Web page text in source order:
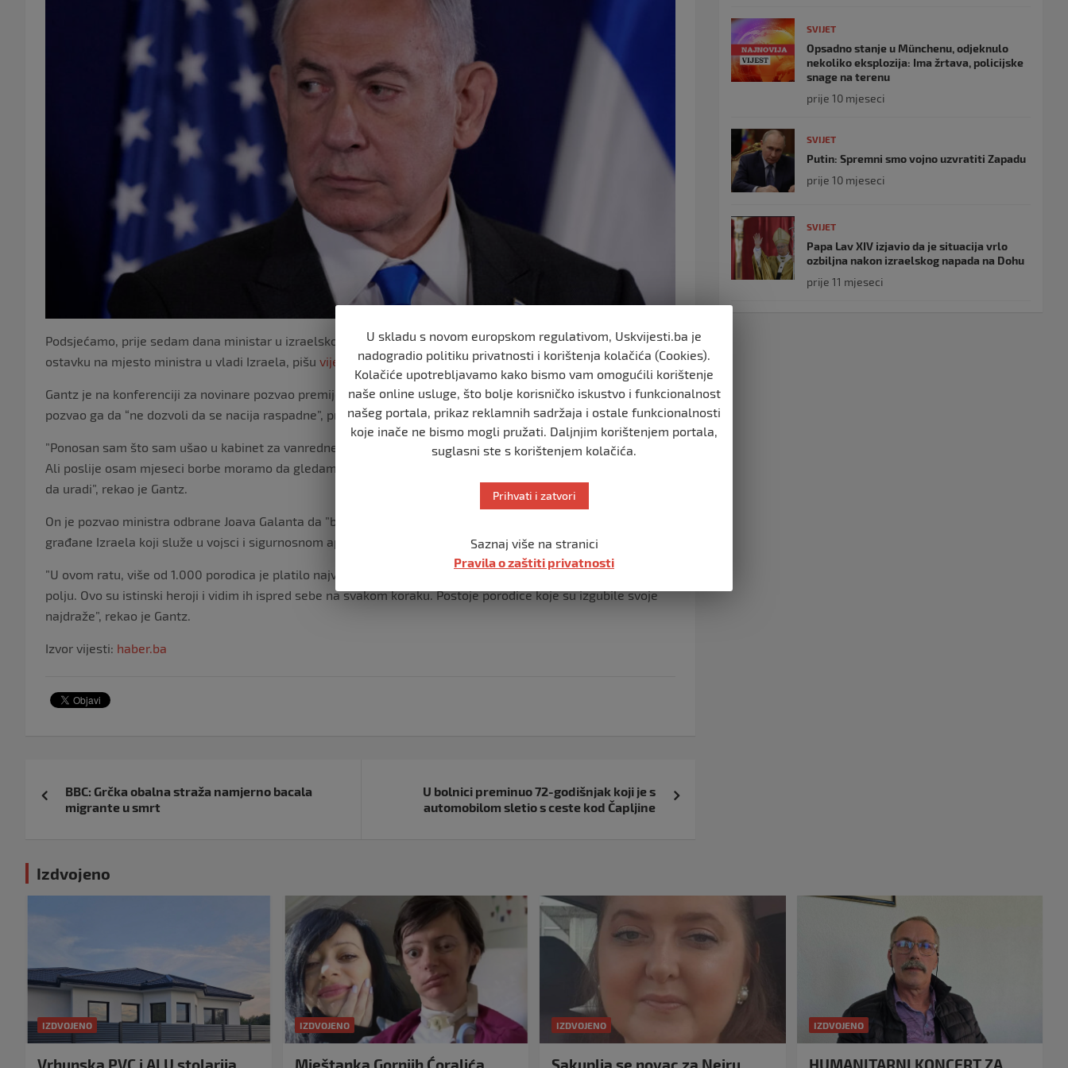
Podsjećamo, prije sedam dana ministar u izraelskom ratnom kabinetu Benny Gantz saopćio je da podnosi
ostavku na mjesto ministra u vladi Izraela, pišu vijesti
Gantz je na konferenciji za novinare pozvao premijera Benjamina Netanyahua da odredi datum izbora, i
pozvao ga da “ne dozvoli da se nacija raspadne”, prenosi list Harez.
”Ponosan sam što sam ušao u kabinet za vanredne situacije nakon tragedije 7. oktobra koja nas je zadesila.
Ali poslije osam mjeseci borbe moramo da gledamo naprijed. Netanyahu zna šta mora da uradi i da mora to
da uradi”, rekao je Gantz.
On je pozvao ministra odbrane Joava Galanta da ”bude hrabar i učini ono što je ispravno”. Gantz je pozvao
građane Izraela koji služe u vojsci i sigurnosnom aparatu da ostanu vjerni.
”U ovom ratu, više od 1.000 porodica je platilo najveću cijenu, a hiljade vojnika je povrijeđeno na bojnom
polju. Ovo su istinski heroji i vidim ih ispred sebe na svakom koraku. Postoje porodice koje su izgubile svoje
najdraže”, rekao je Gantz.
Izvor vijesti: haber.ba
objava
BBC: Grčka obalna straža namjerno bacala
migrante u smrt
U bolnici preminuo 72-godišnjak koji je s
automobilom sletio s ceste kod Čapljine
SVIJET
Opsadno stanje u Münchenu, odjeknulo
nekoliko eksplozija: Ima žrtava, policijske
snage na terenu
prije 10 mjeseci
SVIJET
Putin: Spremni smo vojno uzvratiti Zapadu
prije 10 mjeseci
SVIJET
Papa Lav XIV izjavio da je situacija vrlo
ozbiljna nakon izraelskog napada na Dohu
prije 11 mjeseci
Izdvojeno
IZDVOJENO
Vrhunska PVC i ALU stolarija
IZDVOJENO
Mještanka Gornjih Ćoralića,
IZDVOJENO
Sakuplja se novac za Neiru
IZDVOJENO
HUMANITARNI KONCERT ZA
U skladu s novom europskom regulativom, Uskvijesti.ba je
nadogradio politiku privatnosti i korištenja kolačića (Cookies).
Kolačiće upotrebljavamo kako bismo vam omogućili korištenje
naše online usluge, što bolje korisničko iskustvo i funkcionalnost
našeg portala, prikaz reklamnih sadržaja i ostale funkcionalnosti
koje inače ne bismo mogli pružati. Daljnjim korištenjem portala,
suglasni ste s korištenjem kolačića.
Prihvati i zatvori
Saznaj više na stranici
Pravila o zaštiti privatnosti